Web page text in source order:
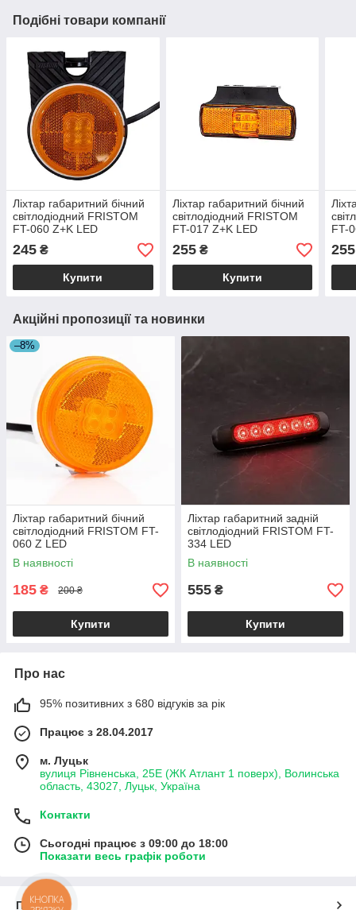
Подібні товари компанії
Ліхтар габаритний бічний
світлодіодний FRISTOM
FT-060 Z+K LED
245 ₴
Купити
Ліхтар габаритний бічний
світлодіодний FRISTOM
FT-017 Z+K LED
255₴
Купити
FT-
255
Акційні пропозиції та новинки
–8%
Ліхтар габаритний бічний
світлодіодний FRISTOM FT-
060 Z LED
В наявності
185 ₴ 200 ₴
Купити
Ліхтар габаритний задній
світлодіодний FRISTOM FT-
334 LED
В наявності
555 ₴
Купити
Про нас
95% позитивних з 680 відгуків за рік
Працює з 28.04.2017
м. Луцьк
вулиця Рівненська, 25Е (ЖК Атлант 1 поверх), Волинська
область, 43027, Луцьк, Україна
Контакти
Сьогодні працює з 09:00 до 18:00
Показати весь графік роботи
Про нас
КНОПКА